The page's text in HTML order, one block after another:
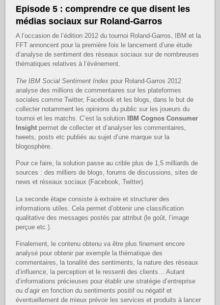
Episode 5 : comprendre ce que disent les
médias sociaux sur Roland-Garros
A l’occasion de l’édition 2012 du tournoi Roland-Garros, IBM et la
FFT annoncent pour la première fois le lancement d’une étude
d’analyse de sentiment des réseaux sociaux sur de nombreuses
thématiques relatives à l’événement.
The IBM Social Sentiment Index pour Roland-Garros 2012
analyse des millions de commentaires sur les plateformes
sociales comme Twitter, Facebook et les blogs, dans le but de
collecter notamment les opinions du public sur les joueurs du
tournoi et les matchs. C’est la solution IBM Cognos Consumer
Insight permet de collecter et d’analyser les commentaires,
tweets, posts etc publiés au sujet d’une marque sur la
blogosphère.
Pour ce faire, la solution passe au crible plus de 1,5 milliards de
sources : des milliers de blogs, forums de discussions, sites de
news et réseaux sociaux (Facebook, Twitter).
La seconde étape consiste à extraire et structurer des
informations utiles. Cela permet d’obtenir une classification
qualitative des messages postés par attribut (le goût, l’image
perçue etc.).
Finalement, le contenu obtenu va être plus finement encore
analysé pour obtenir par exemple la thématique des
commentaires, la tonalité des sentiments, la nature des réseaux
d’influence, la perception et le ressenti des clients… Autant
d’informations précieuses pour établir une stratégie d’entreprise
ou d’agir en fonction du sentiments positif ou négatif et
éventuellement de mieux prévoir les services et produits à lancer